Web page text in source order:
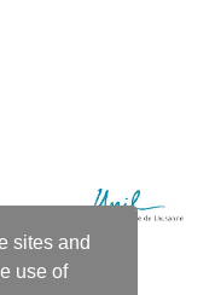
sites and
use of